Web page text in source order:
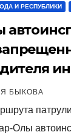
И РЕСПУБЛИКИ
БЫКОВА
Олы